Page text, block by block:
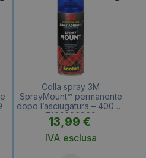
Colla spray 3M
SprayMount™ permanente
dopo l’asciugatura – 400 ml
7100296969
13,99 €
IVA esclusa